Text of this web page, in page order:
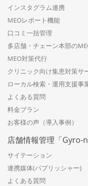
インスタグラム連携
MEOレポート機能
口コミ一括管理
多店舗・チェーン本部の
MEO対策代行
クリニック向け集患対策サ
ローカル検索・運用支援事
よくある質問
料金プラン
お客様の声（導入事例）
店舗情報管理「Gyro-
サイテーション
連携媒体(パブリッシャー)
よくある質問